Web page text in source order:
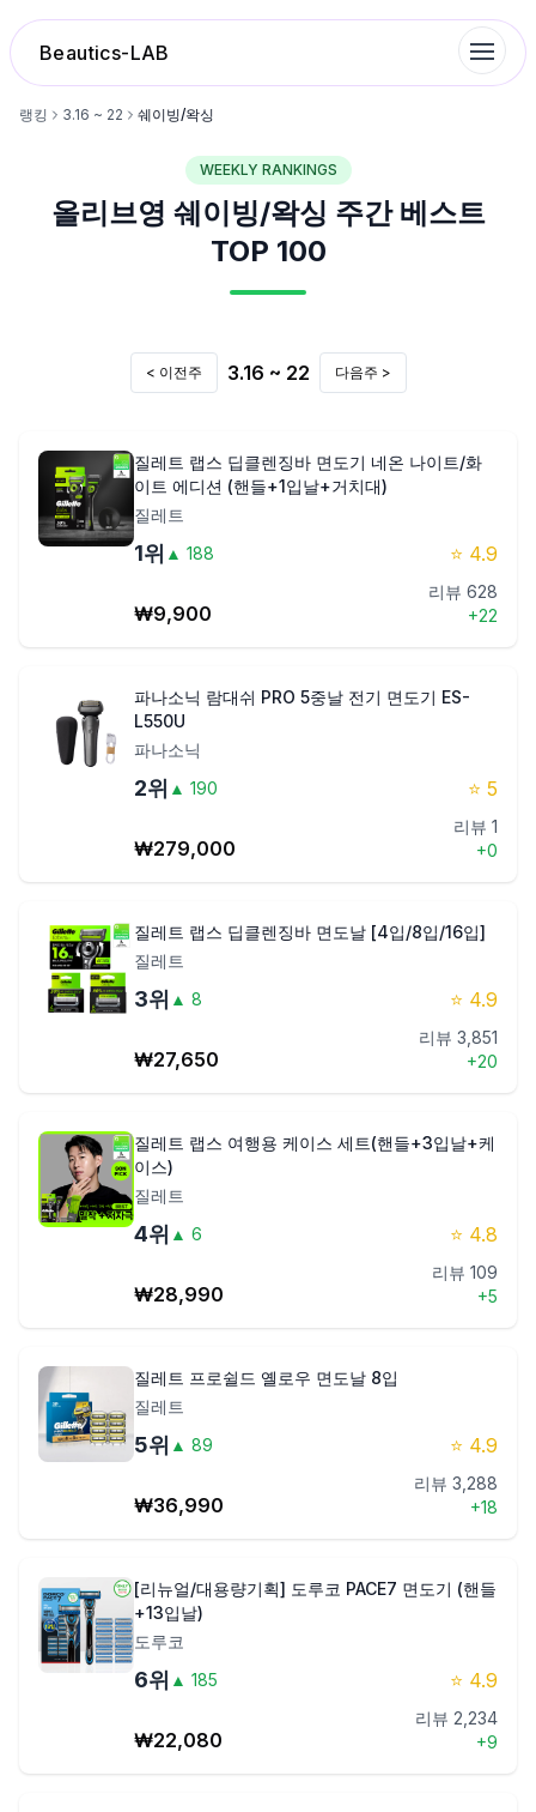
Beautics-LAB
찜 목록
루틴탐색
랭킹 3.16 ~ 22 쉐이빙/왁싱
WEEKLY RANKINGS
올리브영 쉐이빙/왁싱 주간 베스트
TOP 100
< 이전주 3.16 ~ 22 다음주 >
질레트 랩스 딥클렌징바 면도기 네온 나이트/화
이트 에디션 (핸들+1입날+거치대)
질레트
1위 ▲ 188 ⭐ 4.9
₩9,900
리뷰 628
+22
파나소닉 람대쉬 PRO 5중날 전기 면도기 ES-
L550U
파나소닉
2위 ▲ 190 ⭐ 5
₩279,000
리뷰 1
+0
질레트 랩스 딥클렌징바 면도날 [4입/8입/16입]
질레트
3위 ▲ 8 ⭐ 4.9
₩27,650
리뷰 3,851
+20
질레트 랩스 여행용 케이스 세트(핸들+3입날+케
이스)
질레트
4위 ▲ 6 ⭐ 4.8
₩28,990
리뷰 109
+5
질레트 프로쉴드 옐로우 면도날 8입
질레트
5위 ▲ 89 ⭐ 4.9
₩36,990
리뷰 3,288
+18
[리뉴얼/대용량기획] 도루코 PACE7 면도기 (핸들
+13입날)
도루코
6위 ▲ 185 ⭐ 4.9
₩22,080
리뷰 2,234
+9